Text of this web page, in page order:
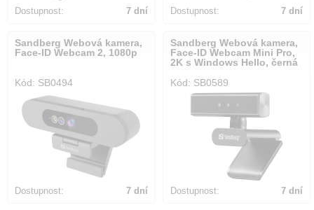
Dostupnost: 7 dní Dostupnost: 7 dní
Sandberg Webová kamera,
Face-ID Webcam 2, 1080p
Kód: SB0494
Dostupnost: 7 dní
Sandberg Webová kamera,
Face-ID Webcam Mini Pro,
2K s Windows Hello, černá
Kód: SB0589
Dostupnost: 7 dní